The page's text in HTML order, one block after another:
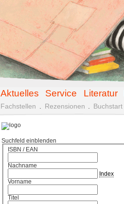
Aktuelles Service Literatur
Fachstellen Rezensionen Buchstart
Suchfeld einblenden
ISBN / EAN
Nachname
Index
Vorname
Titel